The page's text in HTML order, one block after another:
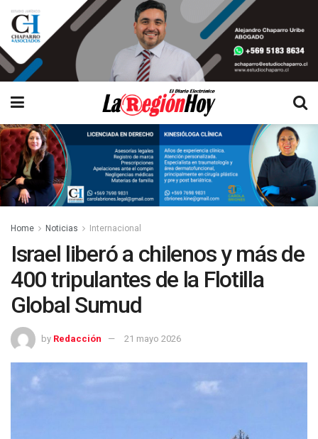
Home Noticias Internacional
Israel liberó a chilenos y más de
400 tripulantes de la Flotilla
Global Sumud
by Redacción 21 mayo 2026